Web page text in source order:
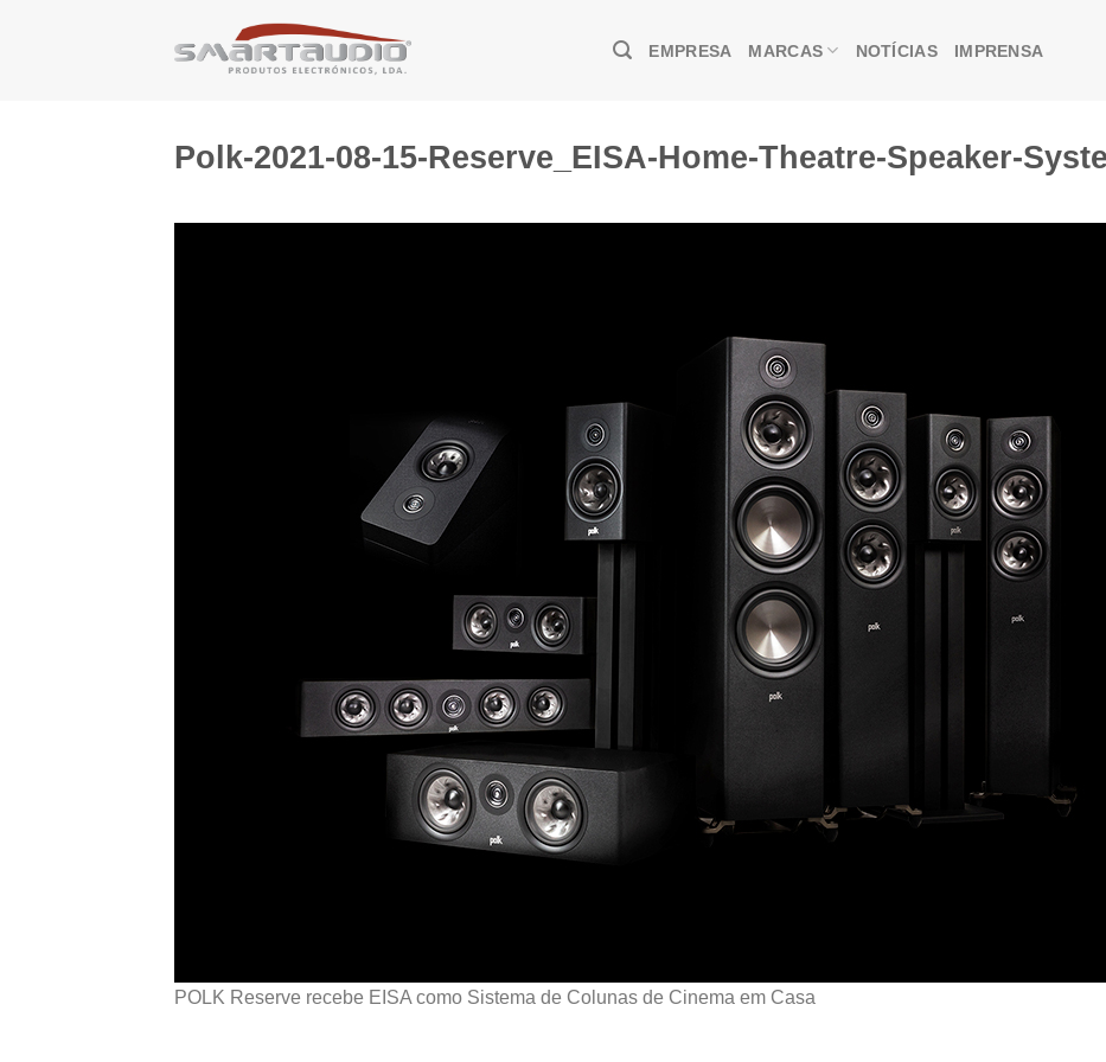
EMPRESA MARCAS NOTÍCIAS IMPRENSA
Polk-2021-08-15-Reserve_EISA-Home-Theatre-Speaker-
POLK Reserve recebe EISA como Sistema de Colunas de Cinema em Casa